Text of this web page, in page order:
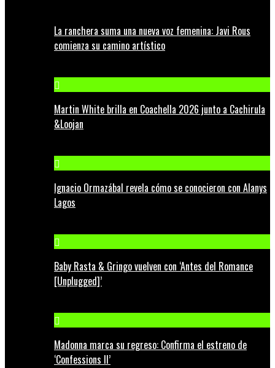
La ranchera suma una nueva voz femenina: Javi Rous
comienza su camino artístico
Martin White brilla en Coachella 2026 junto a Cachirula
&Loojan
Ignacio Ormazábal revela cómo se conocieron con Alanys
Lagos
Baby Rasta & Gringo vuelven con ‘Antes del Romance
[Unplugged]’
Madonna marca su regreso: Confirma el estreno de
‘Confessions II’